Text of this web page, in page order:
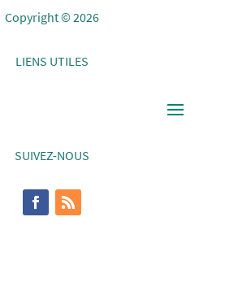
Copyright © 2026
LIENS UTILES
SUIVEZ-NOUS